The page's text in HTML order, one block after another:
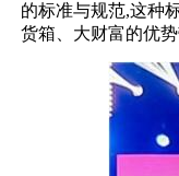
的标准与规范,这种
货箱、大财富的优